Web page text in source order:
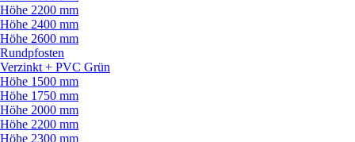
Höhe 2200 mm
Höhe 2400 mm
Höhe 2600 mm
Rundpfosten
Verzinkt + PVC Grün
Höhe 1500 mm
Höhe 1750 mm
Höhe 2000 mm
Höhe 2200 mm
Höhe 2300 mm